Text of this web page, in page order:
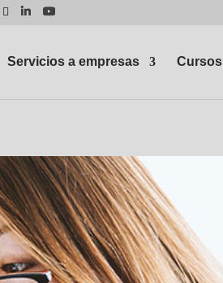
Servicios a empresas Cursos